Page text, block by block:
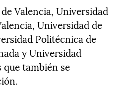
Valencia, Universidad
Universidad de
Politécnica de
y Universidad
también se